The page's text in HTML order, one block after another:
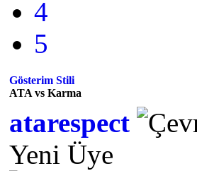
4
5
Gösterim Stili
ATA vs Karma
atarespect
Yeni Üye